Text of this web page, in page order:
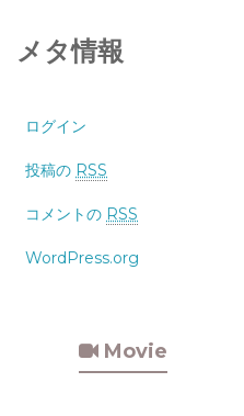
メタ情報
ログイン
投稿の RSS
コメントの RSS
WordPress.org
Movie